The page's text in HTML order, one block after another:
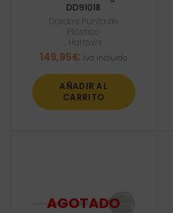
DD91018
Dardos Punta de
Plástico
Harrows
149,95€ Iva incluido
AÑADIR AL
CARRITO